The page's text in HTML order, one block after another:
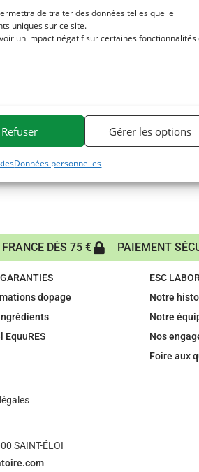
de traiter des données telles que le
uniques sur ce site.
un impact négatif sur certaines fonctionnalités
Refuser Gérer les options
Données personnelles
DÈS 75 € PAIEMENT
dopage
EquuRES
ESC
Notre
Notre
Nos
Foire aux
SAINT-ÉLOI